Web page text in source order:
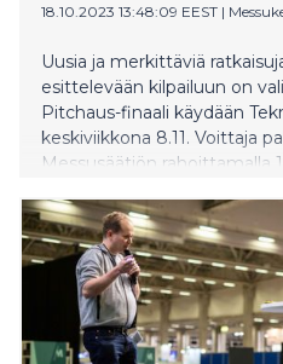
18.10.2023 13:48:09 EEST |
Uusia ja merkittäviä
esittelevään kilpailuun on
Pitchaus-finaali käydään
keskiviikkona 8.11. Voittaja
Messusäätiön rahoittamalla